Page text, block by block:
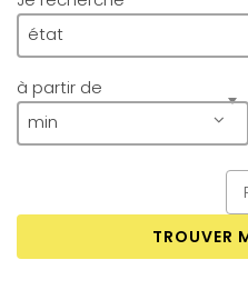
état
à partir de
min
TROUVER